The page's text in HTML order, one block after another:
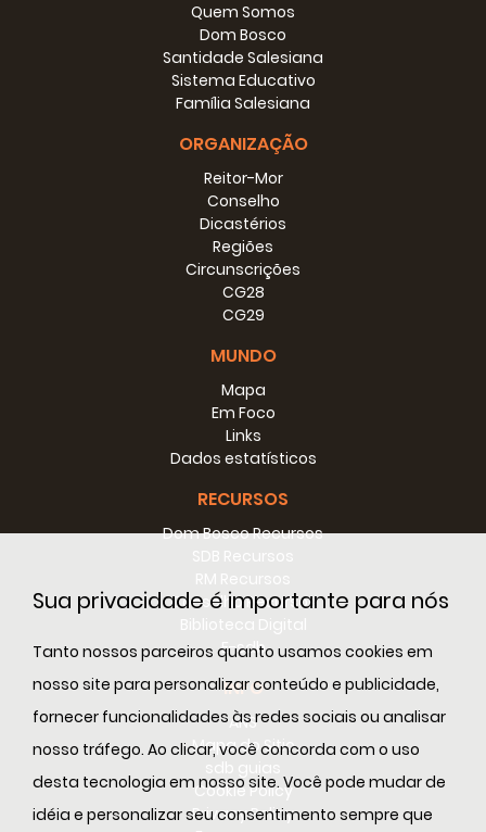
Sua privacidade é importante para nós
Tanto nossos parceiros quanto usamos cookies em
nosso site para personalizar conteúdo e publicidade,
fornecer funcionalidades às redes sociais ou analisar
nosso tráfego. Ao clicar, você concorda com o uso
desta tecnologia em nosso site. Você pode mudar de
idéia e personalizar seu consentimento sempre que
Quem Somos
Dom Bosco
Santidade Salesiana
Sistema Educativo
Família Salesiana
ORGANIZAÇÃO
Reitor-Mor
Conselho
Dicastérios
Regiões
Circunscrições
CG28
CG29
MUNDO
Mapa
Em Foco
Links
Dados estatísticos
RECURSOS
Dom Bosco Recursos
Conselho Recursos
E-sdb
INFO
ANS
Mapa do Sitio
Cookie Policy
Privacy Policy